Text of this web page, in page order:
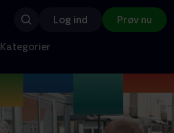
Log ind Prøv nu
Kategorier